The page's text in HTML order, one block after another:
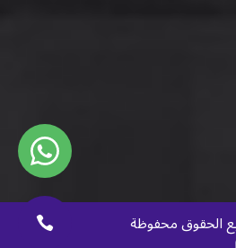
الحقوق محفوظة